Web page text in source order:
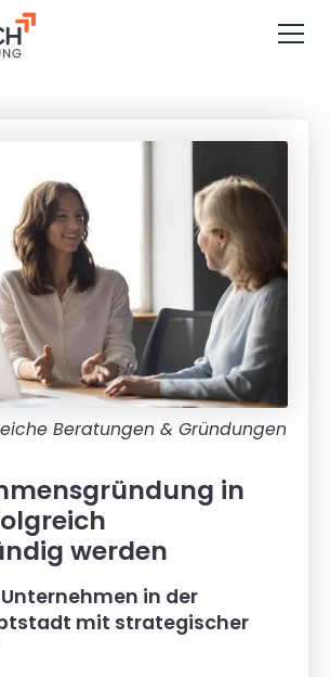
in
werden
in der
mit strategischer
Beratungen & Gründungen